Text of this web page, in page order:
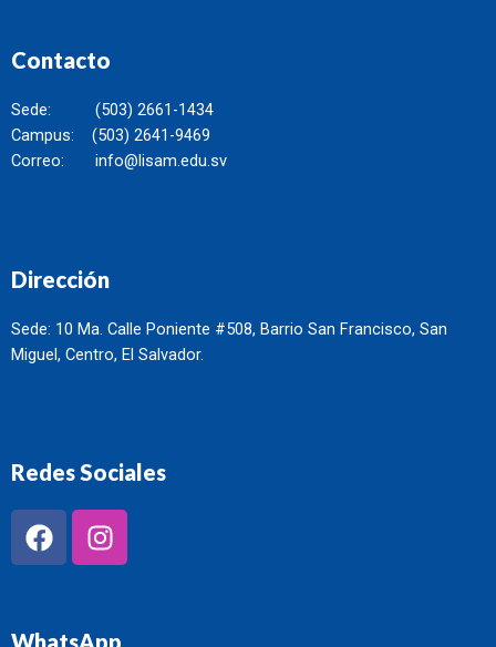
Contacto
Sede: (503) 2661-1434
Campus: (503) 2641-9469
Correo: info@lisam.edu.sv
Dirección
Sede: 10 Ma. Calle Poniente #508, Barrio San Francisco, San
Miguel, Centro, El Salvador.
Redes Sociales
WhatsApp